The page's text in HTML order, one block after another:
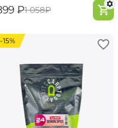
₽‍1 058‍₽
-15%